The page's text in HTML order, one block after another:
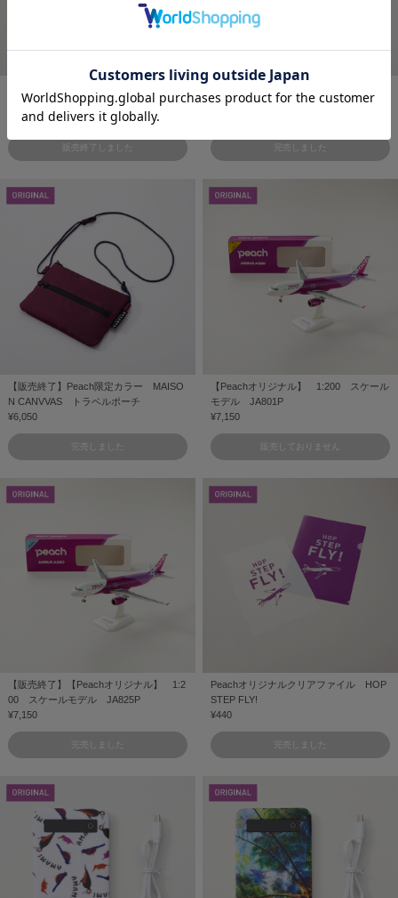
Gray
¥4,180
販売終了しました
【販売終了】TO&FRO for Peach Cable
Pouch Beige
完売しました
【販売終了】Peach限定カラー MAISO
N CANVVAS トラベルポーチ
¥6,050
完売しました
【Peachオリジナル】 1:200 スケール
モデル JA801P
¥7,150
販売しておりません
【販売終了】【Peachオリジナル】 1:2
00 スケールモデル JA825P
¥7,150
完売しました
Peachオリジナルクリアファイル HOP
STEP FLY!
¥440
完売しました